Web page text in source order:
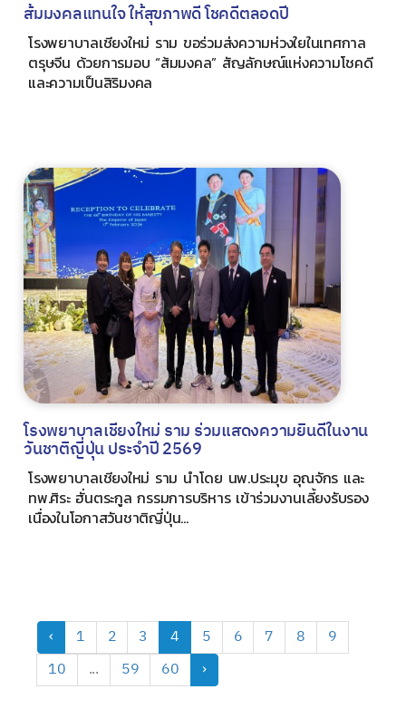
ส้มมงคลแทนใจ ให้สุขภาพดี โชคดีตลอดปี
โรงพยาบาลเชียงใหม่ ราม ขอร่วมส่งความห่วงใยในเทศกาล
ตรุษจีน ด้วยการมอบ “ส้มมงคล” สัญลักษณ์แห่งความโชคดี
และความเป็นสิริมงคล
โรงพยาบาลเชียงใหม่ ราม ร่วมแสดงความยินดีในงาน
วันชาติญี่ปุ่น ประจำปี 2569
โรงพยาบาลเชียงใหม่ ราม นำโดย นพ.ประมุข อุณจักร และ
ทพ.ศิระ ฮั่นตระกูล กรรมการบริหาร เข้าร่วมงานเลี้ยงรับรอง
เนื่องในโอกาสวันชาติญี่ปุ่น...
‹ 1 2 3 4 5 6 7 8
9
10
... 59 60 ›